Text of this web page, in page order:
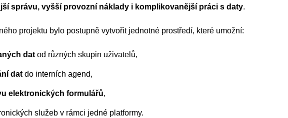
správu, vyšší provozní náklady i komplikovanější práci s daty.
projektu bylo postupně vytvořit jednotné prostředí, které umožní:
dat od různých skupin uživatelů,
dat do interních agend,
elektronických formulářů,
služeb v rámci jedné platformy.